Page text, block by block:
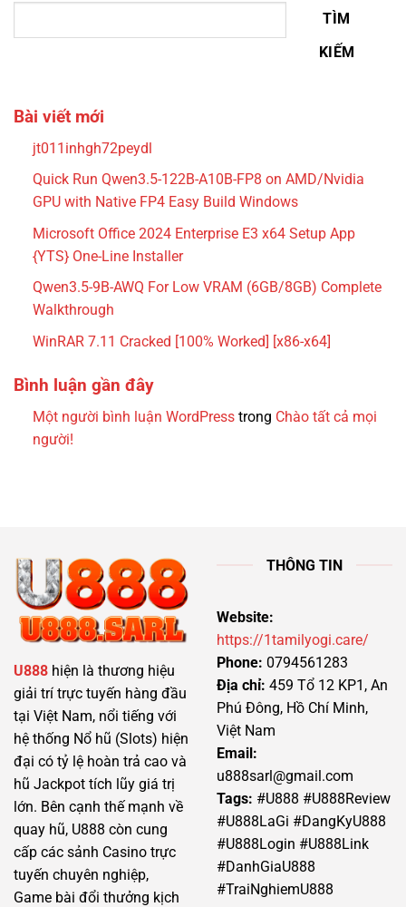
TÌM
KIẾM
Bài viết mới
jt011inhgh72peydl
Quick Run Qwen3.5-122B-A10B-FP8 on AMD/Nvidia
GPU with Native FP4 Easy Build Windows
Microsoft Office 2024 Enterprise E3 x64 Setup App
{YTS} One-Line Installer
Qwen3.5-9B-AWQ For Low VRAM (6GB/8GB) Complete
Walkthrough
WinRAR 7.11 Cracked [100% Worked] [x86-x64]
Bình luận gần đây
Một người bình luận WordPresstrong Chào tất cả mọi
người!
U888 hiện là thương hiệu
giải trí trực tuyến hàng đầu
tại Việt Nam, nổi tiếng với
hệ thống Nổ hũ (Slots) hiện
đại có tỷ lệ hoàn trả cao và
hũ Jackpot tích lũy giá trị
lớn. Bên cạnh thế mạnh về
quay hũ, U888 còn cung
cấp các sảnh Casino trực
tuyến chuyên nghiệp,
Game bài đổi thưởng kịch
THÔNG TIN
Website:
https://1tamilyogi.care/
Phone: 0794561283
Địa chỉ: 459 Tổ 12 KP1, An
Phú Đông, Hồ Chí Minh,
Việt Nam
Email:
u888sarl@gmail.com
Tags: #U888 #U888Review
#U888LaGi #DangKyU888
#U888Login #U888Link
#DanhGiaU888
#TraiNghiemU888